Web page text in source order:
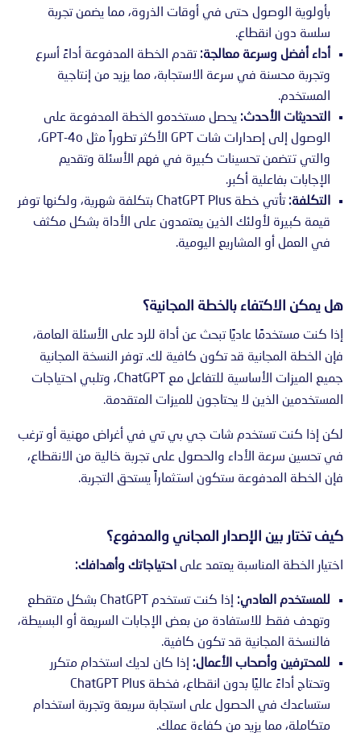
بأولوية الوصول حتى في أوقات الذروة، مما يضمن تجربة
سلسة دون انقطاع.
أداء أفضل وسرعة معالجة: تقدم الخطة المدفوعة أداءً أسرع
وتجربة محسنة في سرعة الاستجابة، مما يزيد من إنتاجية
المستخدم.
التحديثات الأحدث: يحصل مستخدمو الخطة المدفوعة على
الوصول إلى إصدارات شات GPT الأكثر تطوراً مثل GPT-4o،
والتي تتضمن تحسينات كبيرة في فهم الأسئلة وتقديم
الإجابات بفاعلية أكبر.
التكلفة:
تأتي خطة ChatGPT Plus بتكلفة شهرية، ولكنها توفر
قيمة كبيرة لأولئك الذين يعتمدون على الأداة بشكل مكثف
في العمل أو المشاريع اليومية.
هل يمكن الاكتفاء بالخطة المجانية؟
إذا كنت مستخدمًا عاديًا تبحث عن أداة للرد على الأسئلة العامة،
فإن الخطة المجانية قد تكون كافية لك. توفر النسخة المجانية
جميع الميزات الأساسية للتفاعل مع ChatGPT، وتلبي احتياجات
المستخدمين الذين لا يحتاجون للميزات المتقدمة.
لكن إذا كنت تستخدم شات جي بي تي في أغراض مهنية أو ترغب
في تحسين سرعة الأداء والحصول على تجربة خالية من الانقطاع،
فإن الخطة المدفوعة ستكون استثماراً يستحق التجربة.
كيف تختار بين الإصدار المجاني والمدفوع؟
اختيار الخطة المناسبة يعتمد على احتياجاتك وأهدافك:
للمستخدم العادي:
إذا كنت تستخدم ChatGPT بشكل متقطع
وتهدف فقط للاستفادة من بعض الإجابات السريعة أو البسيطة،
فالنسخة المجانية قد تكون كافية.
للمحترفين وأصحاب الأعمال: إذا كان لديك استخدام متكرر
وتحتاج أداءً عاليًا بدون انقطاع، فخطة ChatGPT Plus
ستساعدك في الحصول على استجابة سريعة وتجربة استخدام
متكاملة، مما يزيد من كفاءة عملك.